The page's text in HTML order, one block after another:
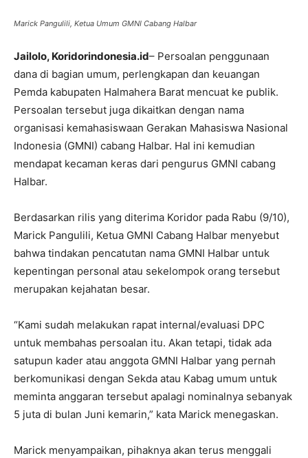
Marick Pangulili, Ketua Umum GMNI Cabang Halbar
Jailolo, Koridorindonesia.id– Persoalan penggunaan
dana di bagian umum, perlengkapan dan keuangan
Pemda kabupaten Halmahera Barat mencuat ke publik.
Persoalan tersebut juga dikaitkan dengan nama
organisasi kemahasiswaan Gerakan Mahasiswa Nasional
Indonesia (GMNI) cabang Halbar. Hal ini kemudian
mendapat kecaman keras dari pengurus GMNI cabang
Halbar.
Berdasarkan rilis yang diterima Koridor pada Rabu (9/10),
Marick Pangulili, Ketua GMNI Cabang Halbar menyebut
bahwa tindakan pencatutan nama GMNI Halbar untuk
kepentingan personal atau sekelompok orang tersebut
merupakan kejahatan besar.
“Kami sudah melakukan rapat internal/evaluasi DPC
untuk membahas persoalan itu. Akan tetapi, tidak ada
satupun kader atau anggota GMNI Halbar yang pernah
berkomunikasi dengan Sekda atau Kabag umum untuk
meminta anggaran tersebut apalagi nominalnya sebanyak
5 juta di bulan Juni kemarin,” kata Marick menegaskan.
Marick menyampaikan, pihaknya akan terus menggali